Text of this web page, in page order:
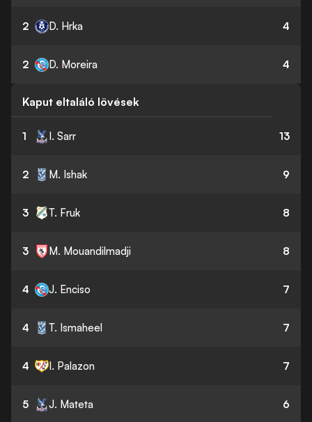
2 D. Hrka 4
2 D. Moreira 4
Kaput eltaláló lövések
1 I. Sarr 13
2 M. Ishak 9
3 T. Fruk 8
3 M. Mouandilmadji 8
4 J. Enciso 7
4 T. Ismaheel 7
4 I. Palazon 7
5 J. Mateta 6